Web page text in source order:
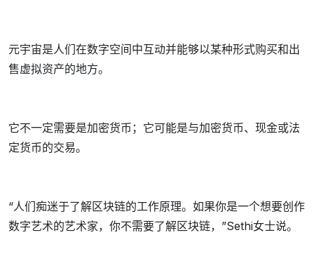
元宇宙是人们在数字空间中互动并能够以某种形式购买和出
售虚拟资产的地方。
它不一定需要是加密货币；它可能是与加密货币、现金或法
定货币的交易。
“人们痴迷于了解区块链的工作原理。如果你是一个想要创作
数字艺术的艺术家，你不需要了解区块链，”Sethi女士说。